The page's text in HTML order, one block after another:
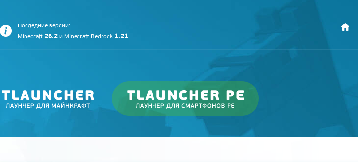
Последние версии:
Minecraft 26.2 и Minecraft Bedrock 1.21